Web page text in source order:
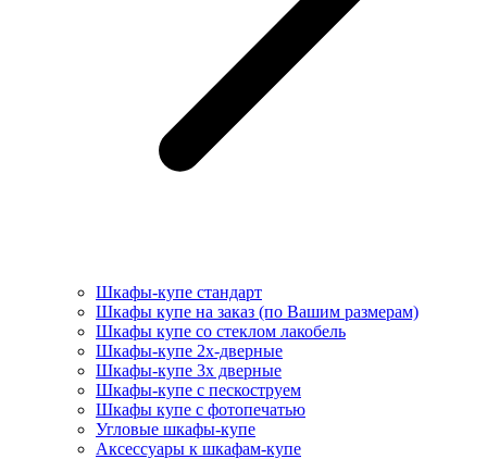
Шкафы-купе стандарт
Шкафы купе на заказ (по Вашим размерам)
Шкафы купе со стеклом лакобель
Шкафы-купе 2х-дверные
Шкафы-купе 3х дверные
Шкафы-купе с пескоструем
Шкафы купе с фотопечатью
Угловые шкафы-купе
Аксессуары к шкафам-купе